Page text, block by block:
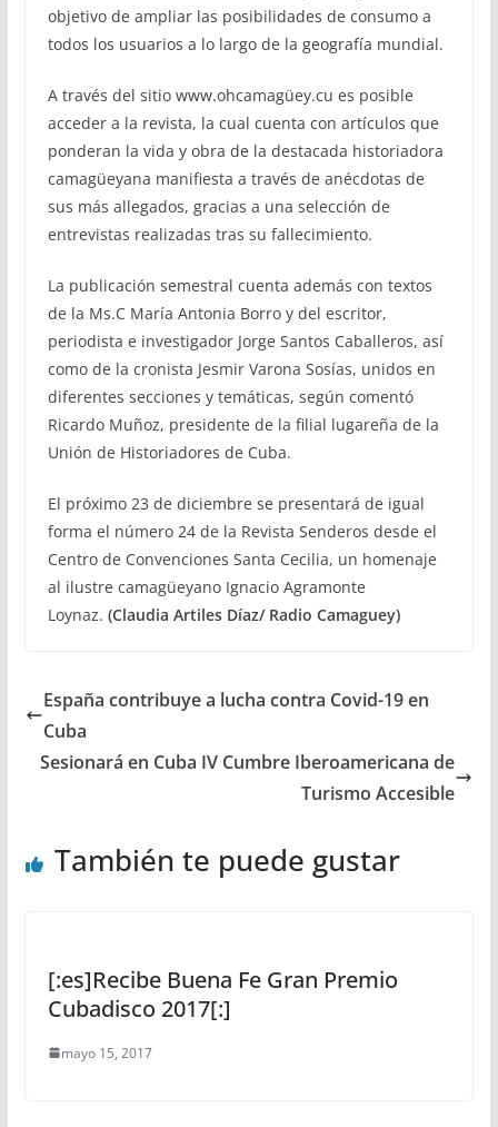
objetivo de ampliar las posibilidades de consumo a
todos los usuarios a lo largo de la geografía mundial.
A través del sitio www.ohcamagüey.cu es posible
acceder a la revista, la cual cuenta con artículos que
ponderan la vida y obra de la destacada historiadora
camagüeyana manifiesta a través de anécdotas de
sus más allegados, gracias a una selección de
entrevistas realizadas tras su fallecimiento.
La publicación semestral cuenta además con textos
de la Ms.C María Antonia Borro y del escritor,
periodista e investigador Jorge Santos Caballeros, así
como de la cronista Jesmir Varona Sosías, unidos en
diferentes secciones y temáticas, según comentó
Ricardo Muñoz, presidente de la filial lugareña de la
Unión de Historiadores de Cuba.
El próximo 23 de diciembre se presentará de igual
forma el número 24 de la Revista Senderos desde el
Centro de Convenciones Santa Cecilia, un homenaje
al ilustre camagüeyano Ignacio Agramonte
Loynaz. (Claudia Artiles Díaz/ Radio Camaguey)
España contribuye a lucha contra Covid-19 en
Cuba
Sesionará en Cuba IV Cumbre Iberoamericana de
Turismo Accesible
También te puede gustar
[:es]Recibe Buena Fe Gran Premio
Cubadisco 2017[:]
mayo 15, 2017